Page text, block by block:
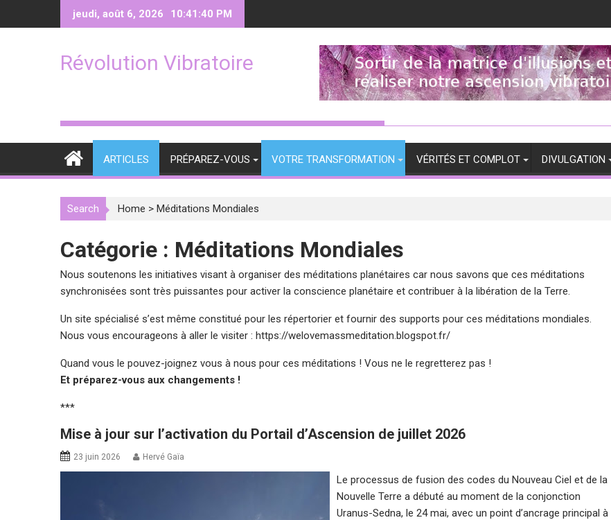
jeudi, août 6, 2026 10:41:42 PM
Révolution Vibratoire
ARTICLES PRÉPAREZ-VOUS VOTRE TRANSFORMATION VÉRITÉS ET COMPLOT DIVULGATION
Search Home > Méditations Mondiales
Catégorie : Méditations Mondiales
Nous soutenons les initiatives visant à organiser des méditations planétaires car nous savons que ces méditations
synchronisées sont très puissantes pour activer la conscience planétaire et contribuer à la libération de la Terre.
Un site spécialisé s’est même constitué pour les répertorier et fournir des supports pour ces méditations mondiales.
Nous vous encourageons à aller le visiter : https://welovemassmeditation.blogspot.fr/
Quand vous le pouvez-joignez vous à nous pour ces méditations ! Vous ne le regretterez pas !
Et préparez-vous aux changements !
***
Mise à jour sur l’activation du Portail d’Ascension de juillet 2026
23 juin 2026 Hervé Gaïa
Le processus de fusion des codes du Nouveau Ciel et de la
Nouvelle Terre a débuté au moment de la conjonction
Uranus-Sedna, le 24 mai, avec un point d’ancrage principal à